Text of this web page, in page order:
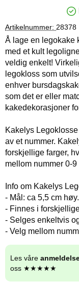
Artikelnummer: 28378
Å lage en legokake
med et kult
veldig enkelt!
legokloss som
enhver
som det er eller
kakedekorasjoner
Kakelys
av et nummer.
forskjellige farger,
mellom nummer 0-9
Info om Kakelys
- Mål: ca 5,5 cm høy.
- Finnes i
- Selges enkeltvis
- Velg mellom
Les våre
oss ★★★★★